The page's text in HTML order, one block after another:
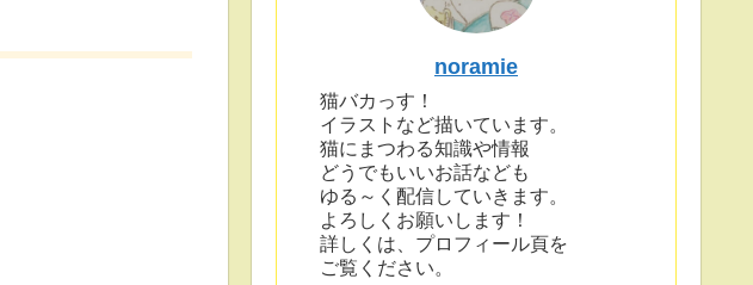
noramie
猫バカっす！
イラストなど描いています。
猫にまつわる知識や情報
どうでもいいお話なども
ゆる～く配信していきます。
よろしくお願いします！
詳しくは、プロフィール頁を
ご覧ください。